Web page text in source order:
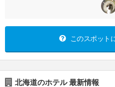
このスポット
北海道のホテル 最新情報